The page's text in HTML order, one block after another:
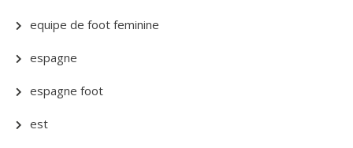
equipe de foot feminine
espagne
espagne foot
est